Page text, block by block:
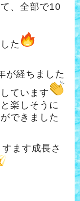
、全部で10
た
が経ちました
ています
楽しそうに
できました
ます成長さ